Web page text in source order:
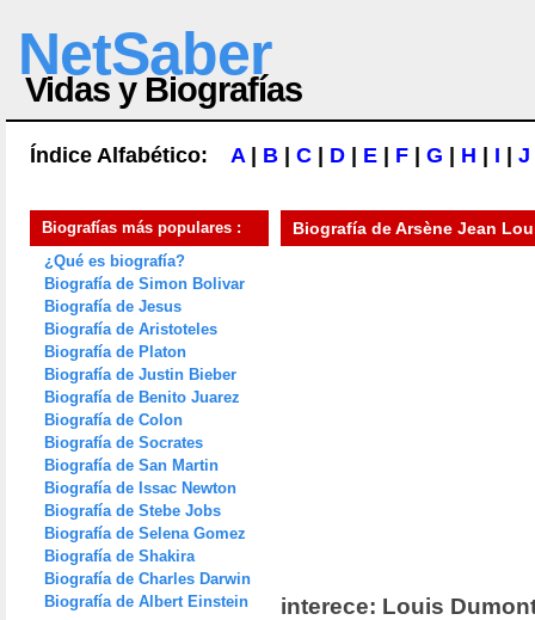
NetSaber
Vidas y Biografías
Índice Alfabético: A| B C D E F G H I J
Biografías más populares :
¿Qué es biografía?
Biografía de Simon Bolivar
Biografía de Jesus
Biografía de Aristoteles
Biografía de Platon
Biografía de Justin Bieber
Biografía de Benito Juarez
Biografía de Colon
Biografía de Socrates
Biografía de San Martin
Biografía de Issac Newton
Biografía de Stebe Jobs
Biografía de Selena Gomez
Biografía de Shakira
Biografía de Charles Darwin
Biografía de Albert Einstein
Biografía deArsène Jean
interece: Louis